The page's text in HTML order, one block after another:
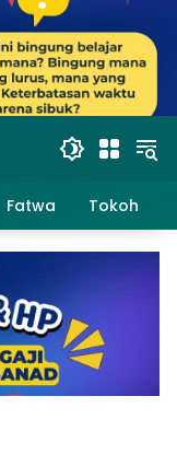
Fatwa Tokoh